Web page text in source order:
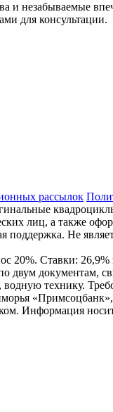
и незабываемые
для консультации.
рассылок
лиц, а также
поддержка. Не
20%. Ставки:
документам,
технику.
Информация